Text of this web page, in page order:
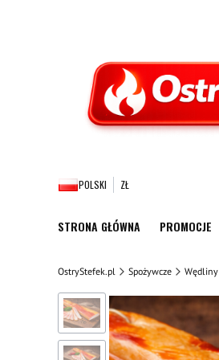
POLSKI ZŁ
STRONA GŁÓWNA PROMOCJE
OstryStefek.pl Spożywcze Wędliny